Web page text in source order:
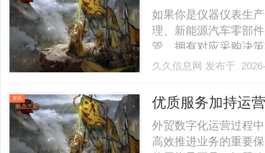
如果你是仪器仪表生
理、新能源汽车零部
管，拥有对应采购决
水、抗振性不足、交
参考。一、工业连接
202.........
久久信息网 发布于
资讯 优质服务加持运
外贸数字化运营过程
高效推进业务的重要